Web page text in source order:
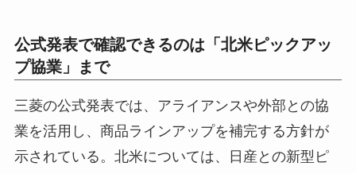
公式発表で確認できるのは「北米ピックアッ
プ協業」まで
三菱の公式発表では、アライアンスや外部との協
業を活用し、商品ラインアップを補完する方針が
示されている。北米については、日産との新型ピ